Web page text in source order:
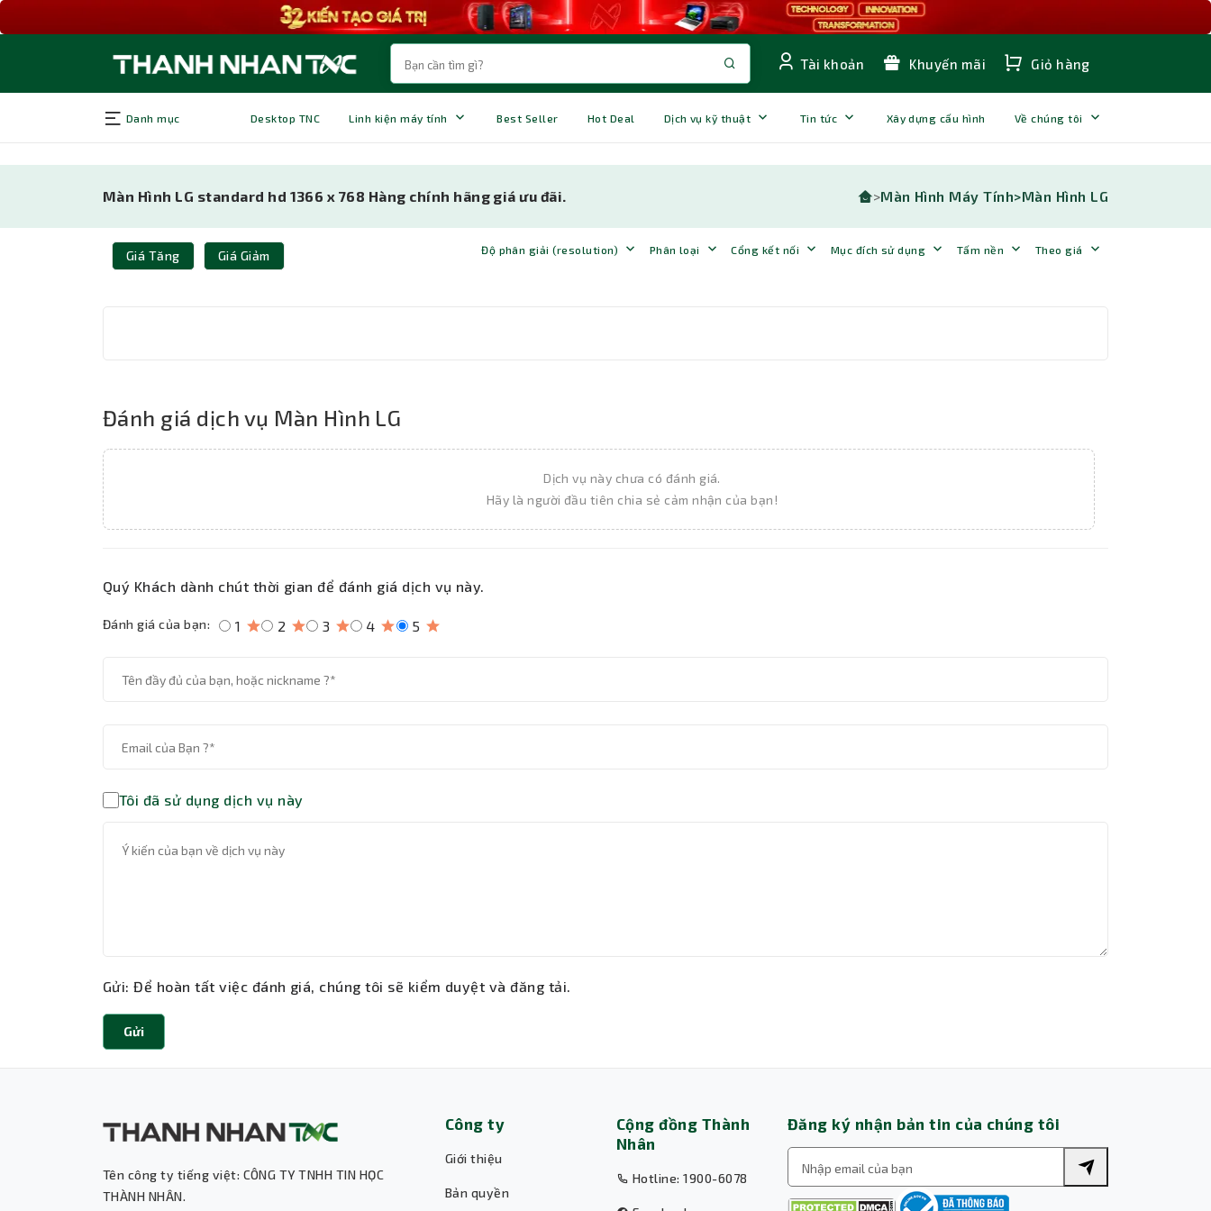
Tài khoản Khuyến mãi Giỏ hàng
Danh mục Desktop TNC Linh kiện máy tính Best Seller Hot Deal Dịch vụ kỹ thuật Tin tức Xây dựng cấu hình Về chúng tôi
Màn Hình LG standard hd 1366 x 768 Hàng chính hãng giá ưu đãi. >Màn Hình Máy Tính>Màn Hình LG
Giá Tăng Giá Giảm Độ phân giải (resolution) Phân loại Cổng kết nối Mục đích sử dụng Tấm nền Theo giá
Đánh giá dịch vụ Màn Hình LG
Dịch vụ này chưa có đánh giá.
Hãy là người đầu tiên chia sẻ cảm nhận của bạn!
Quý Khách dành chút thời gian để đánh giá dịch vụ này.
Đánh giá của bạn: 1 2 3 4 5
Tôi đã sử dụng dịch vụ này
Gửi: Để hoàn tất việc đánh giá, chúng tôi sẽ kiểm duyệt và đăng tải.
Gửi
Tên công ty tiếng việt: CÔNG TY TNHH TIN HỌC
THÀNH NHÂN.
Công ty
Giới thiệu
Bản quyền
Cộng đồng Thành
Nhân
Hotline: 1900-6078
Đăng ký nhận bản tin của chúng tôi